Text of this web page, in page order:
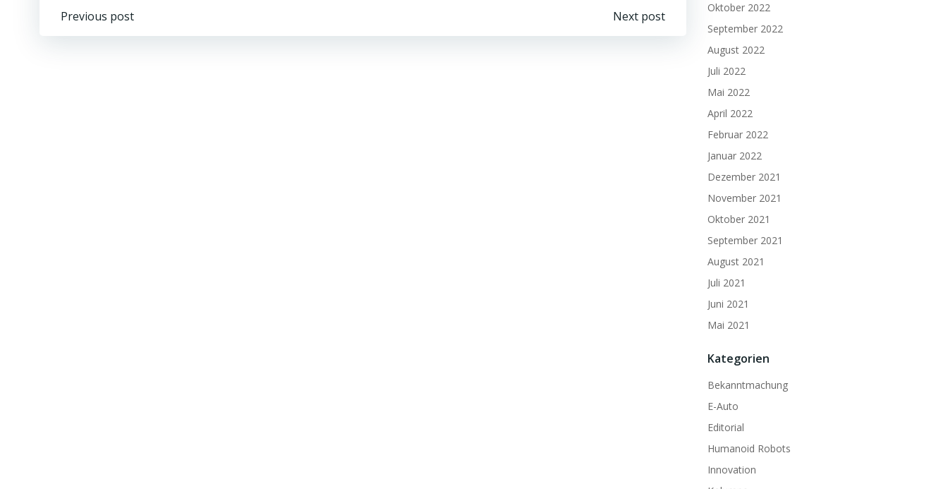
Beitragsnavigation
Previous post Next post
Oktober 2022
September 2022
August 2022
Juli 2022
Mai 2022
April 2022
Februar 2022
Januar 2022
Dezember 2021
November 2021
Oktober 2021
September 2021
August 2021
Juli 2021
Juni 2021
Mai 2021
Kategorien
Bekanntmachung
E-Auto
Editorial
Humanoid Robots
Innovation